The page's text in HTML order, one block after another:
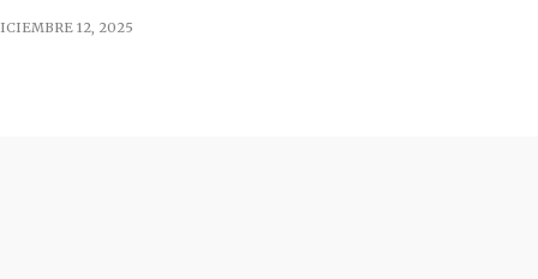
12, 2025